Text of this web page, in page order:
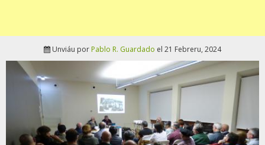
Unviáu por Pablo R. Guardado el 21 Febreru, 2024